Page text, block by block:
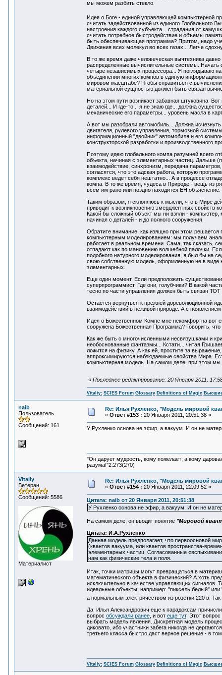
мы можем разбить стекло.
Идея о Боге - единой управляющей компьютерной
считать задействованной из единого Глобального
настроения каждого субъекта... страдания от
считать потребное быстродействие и объемы
быть обеспечивающая программа? Притом, надо
Движения всех молекул во всех газах... Легче
В то же время даже человеческая вычтехника
распределенные вычислительные системы. Начать
четыре независимых процессора... Я поглядываю
объединении многих компов в единую
мировом масштабе? Чтобы справиться с
материальной сущностью должен быть связан
Но на этом пути возникает забавная штуковина.
деталей... И где-то... я не знаю где... должна
механические его параметры... уровень масла в
А вот мы разобрали автомобиль... Должна
двигателя, рулевого управления, тормозной
информационный "двойник" автомобиля и его
конструкторской разработки и производственного
Поэтому идею глобального компа разумней всего
объекта, начиная с элементарных частиц. Дальше
взаимодействие, синхронизм, передача
согласятся, что это адская работа, которую
комплекс ведет себя нештатно... А в процессе
компа. В то же время, чудеса в Природе - вещь из
всем им рано или поздно находится ЕН объяснение.
Таким образом, я склоняюсь к мысли, что в Мире
приводит к возникновению эмерджентных свойств
Какой бы сложный объект мы ни взяли - компьютер,
начиная с деталей - и до полного сооружения.
Обратите внимание, как изящно при этом
компьютерным моделированием: мы получаем
работает в реальном времени. Сама, так сказать,
отпадают как по мановению волшебной палочки.
подобного натурного моделирования, я был бы на
свою собственную модель, оформленную не в виде
элементарных.
Еще один момент. Если предположить
суперпрограммист. Где они, голубчики? В какой
тесно по части управления должен быть связан
Остается вернуться к прежней дореволюционной
взаимодействий в неживой природе. А с
Идея о Божественном Компе мне некомфортна вот
сооружена Божественная Программа? Говорить,
Как же быть с многочисленными несвязушками и
необоснованные фантазмы... Кстати... читая
ложится на физику. А как ей, простите за
аппроксимируются наблюдаемые свойства Мира.
компьютерная модель. На самом деле, при этом
« Последнее редактирование: 20 Января 2011,
Vitaliy: SCIES Forum Glossary Definitions of Magic
naib
Пользователь
Сообщений: 161
Re: Илья Рухленко, "Модель мировой
« Ответ #153 : 20 Января 2011, 20:51:38 »
У Рухленко основа не эфир, а вакуум. И он не
"Он дарует мудрость, кому пожелает; а кому
разума!"2:273(270)
Vitaliy
Ветеран
Сообщений: 5586
Материалист
Re: Илья Рухленко, "Модель мировой
« Ответ #154 : 20 Января 2011, 22:09:52 »
Цитата: naib от 20 Января 2011, 20:51:38
У Рухленко основа не эфир, а вакуум. И он не
На самом деле, он вводит понятие "Мировой
Цитата: И.А.Рухленко
Данная модель предполагает, что первоосновой
(квантов вакуума, или квантов пространства-
элементарных частиц. Согласованные
нам как физические тела и поля.
Итак, точки матрицы могут превращаться в
математического объекта в физический? А хоть
исключительно в качестве управляющих сигналов.
идеальные объекты, например: "пиксель белый"
а нормальным электричеством из розетки 220 в.
Да, Илья Александрович еще к парадоксам
вопрос обсуждали ранее, и вот еще тут. Этот
выбрать модель явления. Дискретная модель
диковато, ибо участники забега никогда не
третьего класса быстро даст верное решение - в
Vitaliy: SCIES Forum Glossary Definitions of Magic